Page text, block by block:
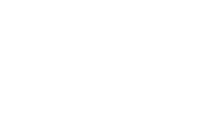
i canvi. Aquestes
en aquestes
experiències
on combina
que, plàsticament,